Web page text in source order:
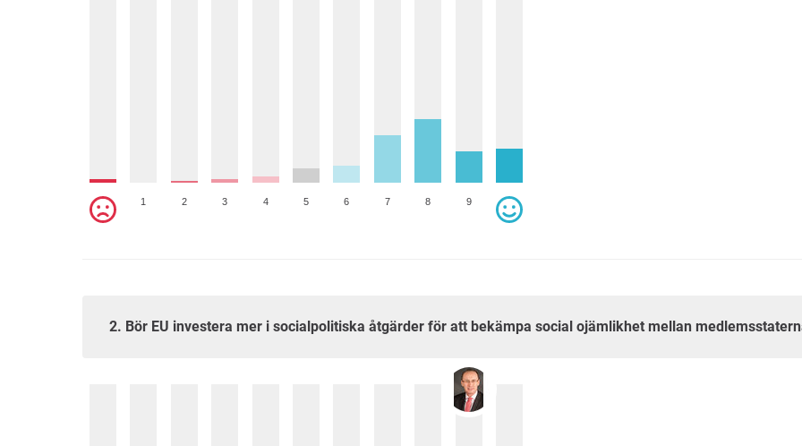
1 2 3 4 5 6 7 8 9
2. Bör EU investera mer i socialpolitiska åtgärder för att bekämpa social ojämlikhet mellan